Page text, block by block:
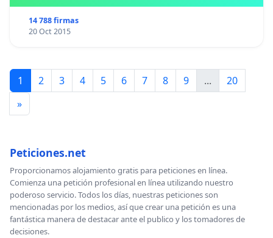
14 788 firmas
20 Oct 2015
1 2 3 4 5 6 7 8 9 ...
20
»
Peticiones.net
Proporcionamos alojamiento gratis para peticiones en línea.
Comienza una petición profesional en línea utilizando nuestro
poderoso servicio. Todos los días, nuestras peticiones son
mencionadas por los medios, así que crear una petición es una
fantástica manera de destacar ante el publico y los tomadores de
decisiones.